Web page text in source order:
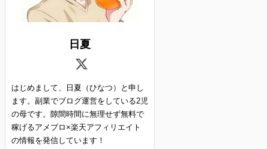
日夏
はじめまして、日夏（ひなつ）と申し
ます。副業でブログ運営をしている2児
の母です。隙間時間に無理せず無料で
稼げるアメブロ×楽天アフィリエイト
の情報を発信しています！